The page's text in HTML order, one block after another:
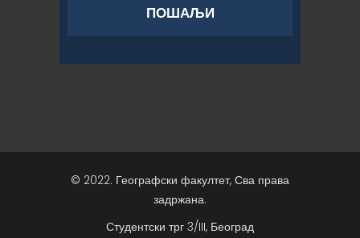
© 2022. Географски факултет, Сва права
задржана.
Студентски трг 3/III, Београд